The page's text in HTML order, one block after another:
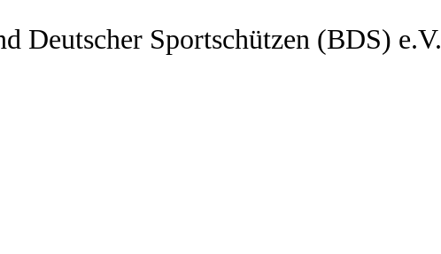
Deutscher Sportschützen (BDS) e.V.